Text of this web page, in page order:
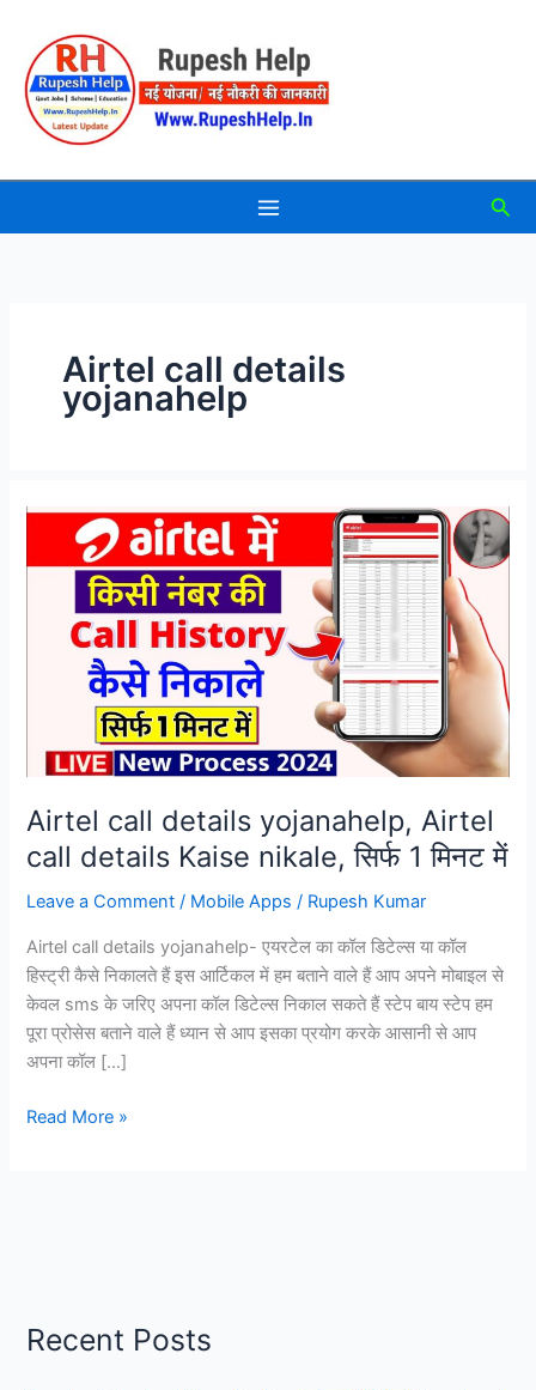
content
Airtel call details
yojanahelp
Airtel call details yojanahelp, Airtel
call details Kaise nikale, सिर्फ 1 मिनट में
Leave a Comment / Mobile Apps / Rupesh Kumar
Airtel call details yojanahelp- एयरटेल का कॉल डिटेल्स या कॉल
हिस्ट्री कैसे निकालते हैं इस आर्टिकल में हम बताने वाले हैं आप अपने मोबाइल से
केवल sms के जरिए अपना कॉल डिटेल्स निकाल सकते हैं स्टेप बाय स्टेप हम
पूरा प्रोसेस बताने वाले हैं ध्यान से आप इसका प्रयोग करके आसानी से आप
अपना कॉल […]
Airtel
nikale,
Read More »
Recent Posts